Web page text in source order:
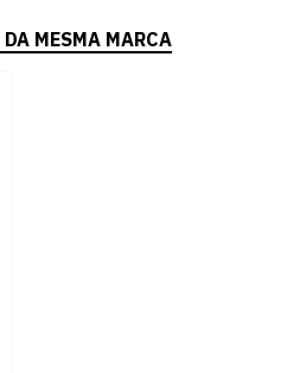
MESMA MARCA